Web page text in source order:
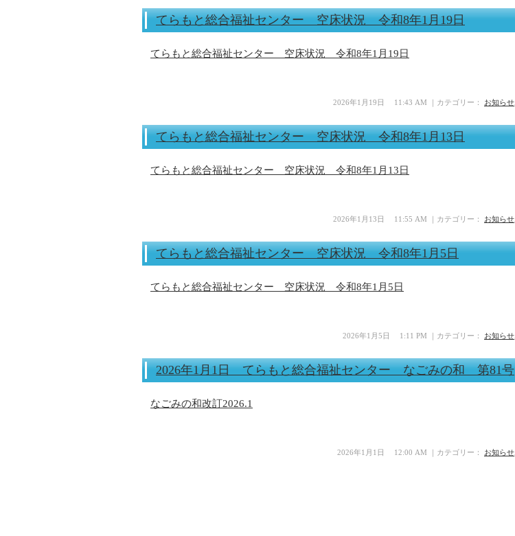
てらもと総合福祉センター 空床状況 令和8年1月19日
てらもと総合福祉センター 空床状況 令和8年1月19日
2026年1月19日 11:43 AM ｜カテゴリー： お知らせ
てらもと総合福祉センター 空床状況 令和8年1月13日
てらもと総合福祉センター 空床状況 令和8年1月13日
2026年1月13日 11:55 AM ｜カテゴリー： お知らせ
てらもと総合福祉センター 空床状況 令和8年1月5日
てらもと総合福祉センター 空床状況 令和8年1月5日
2026年1月5日 1:11 PM ｜カテゴリー： お知らせ
2026年1月1日 てらもと総合福祉センター なごみの和 第81号
なごみの和改訂2026.1
2026年1月1日 12:00 AM ｜カテゴリー： お知らせ